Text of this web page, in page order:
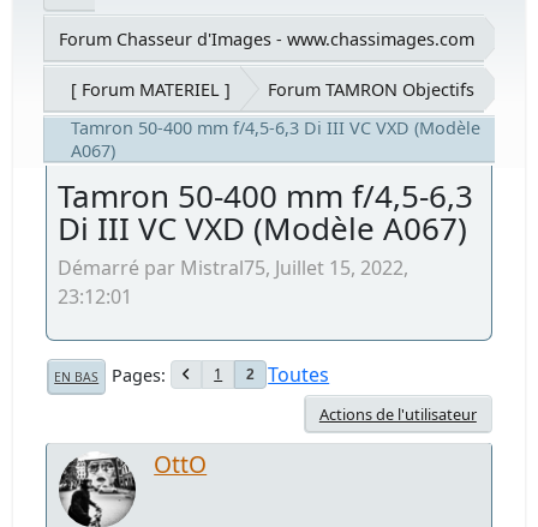
Forum Chasseur d'Images - www.chassimages.com
[ Forum MATERIEL ]
Forum TAMRON Objectifs
Tamron 50-400 mm f/4,5-6,3 Di III VC VXD (Modèle
A067)
Tamron 50-400 mm f/4,5-6,3
Di III VC VXD (Modèle A067)
Démarré par Mistral75, Juillet 15, 2022,
23:12:01
EN BAS Pages 1 2 Toutes
Actions de l'utilisateur
OttO